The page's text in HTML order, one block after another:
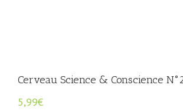
Cerveau Science & Conscience
5,99€